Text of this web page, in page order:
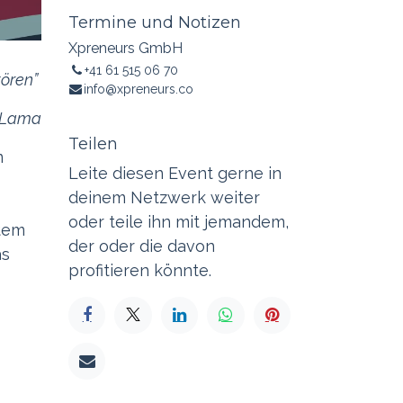
Termine und Notizen
Xpreneurs GmbH
+41 61 515 06 70
info@xpreneurs.co
Teilen
Leite diesen Event gerne in
deinem Netzwerk weiter
oder teile ihn mit jemandem,
der oder die davon
profitieren könnte.